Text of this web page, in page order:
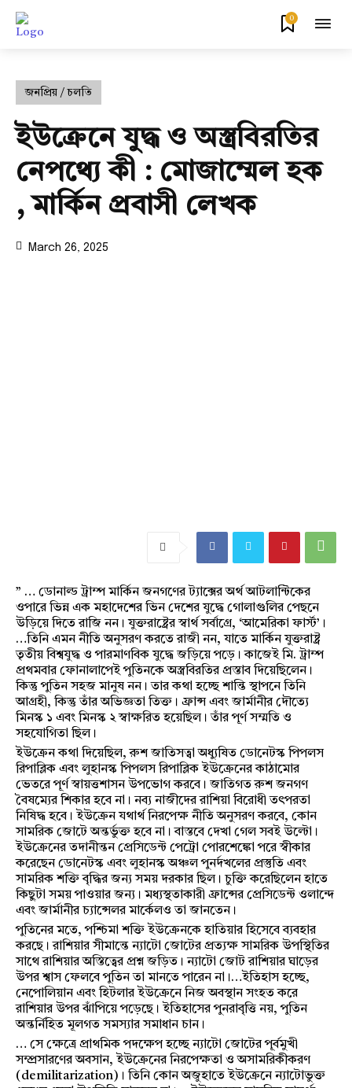
0
জনপ্রিয় / চলতি
ইউক্রেনে যুদ্ধ ও অস্ত্রবিরতির
নেপথ্যে কী : মোজাম্মেল হক
, মার্কিন প্রবাসী লেখক
March 26, 2025
” … ডোনাল্ড ট্রাম্প মার্কিন জনগণের ট্যাক্সের অর্থ আটলান্টিকের
ওপারে ভিন্ন এক মহাদেশের ভিন দেশের যুদ্ধে গোলাগুলির পেছনে
উড়িয়ে দিতে রাজি নন। যুক্তরাষ্ট্রের স্বার্থ সর্বাগ্রে, ‘আমেরিকা ফার্স্ট’।
…তিনি এমন নীতি অনুসরণ করতে রাজী নন, যাতে মার্কিন যুক্তরাষ্ট্র
তৃতীয় বিশ্বযুদ্ধ ও পারমাণবিক যুদ্ধে জড়িয়ে পড়ে। কাজেই মি. ট্রাম্প
প্রথমবার ফোনালাপেই পুতিনকে অস্ত্রবিরতির প্রস্তাব দিয়েছিলেন।
কিন্তু পুতিন সহজ মানুষ নন। তার কথা হচ্ছে শান্তি স্থাপনে তিনি
আগ্রহী, কিন্তু তাঁর অভিজ্ঞতা তিক্ত। ফ্রান্স এবং জার্মানীর দৌত্যে
মিনস্ক ১ এবং মিনস্ক ২ স্বাক্ষরিত হয়েছিল। তাঁর পূর্ণ সম্মতি ও
সহযোগিতা ছিল।
ইউক্রেন কথা দিয়েছিল, রুশ জাতিসত্বা অধ্যুষিত ডোনেটস্ক পিপলস
রিপাব্লিক এবং লুহানস্ক পিপলস রিপাব্লিক ইউক্রেনের কাঠামোর
ভেতরে পূর্ণ স্বায়ত্তশাসন উপভোগ করবে। জাতিগত রুশ জনগণ
বৈষম্যের শিকার হবে না। নব্য নাজীদের রাশিয়া বিরোধী তৎপরতা
নিষিদ্ধ হবে। ইউক্রেন যথার্থ নিরপেক্ষ নীতি অনুসরণ করবে, কোন
সামরিক জোটে অন্তর্ভুক্ত হবে না। বাস্তবে দেখা গেল সবই উল্টো।
ইউক্রেনের তদানীন্তন প্রেসিডেন্ট পেট্রো পোরশেঙ্কো পরে স্বীকার
করেছেন ডোনেটস্ক এবং লুহানস্ক অঞ্চল পুনর্দখলের প্রস্তুতি এবং
সামরিক শক্তি বৃদ্ধির জন্য সময় দরকার ছিল। চুক্তি করেছিলেন হাতে
কিছুটা সময় পাওয়ার জন্য। মধ্যস্থতাকারী ফ্রান্সের প্রেসিডেন্ট ওলান্দে
এবং জার্মানীর চ্যান্সেলর মার্কেলও তা জানতেন।
পুতিনের মতে, পশ্চিমা শক্তি ইউক্রেনকে হাতিয়ার হিসেবে ব্যবহার
করছে। রাশিয়ার সীমান্তে ন্যাটো জোটের প্রত্যক্ষ সামরিক উপস্থিতির
সাথে রাশিয়ার অস্তিত্বের প্রশ্ন জড়িত। ন্যাটো জোট রাশিয়ার ঘাড়ের
উপর শ্বাস ফেলবে পুতিন তা মানতে পারেন না।…ইতিহাস হচ্ছে,
নেপোলিয়ান এবং হিটলার ইউক্রেনে নিজ অবস্থান সংহত করে
রাশিয়ার উপর ঝাঁপিয়ে পড়েছে। ইতিহাসের পুনরাবৃত্তি নয়, পুতিন
অন্তর্নিহিত মূলগত সমস্যার সমাধান চান।
… সে ক্ষেত্রে প্রাথমিক পদক্ষেপ হচ্ছে ন্যাটো জোটের পূর্বমুখী
সম্প্রসারণের অবসান, ইউক্রেনের নিরপেক্ষতা ও অসামরিকীকরণ
(demilitarization)। তিনি কোন অজুহাতে ইউক্রেনে ন্যাটোভুক্ত